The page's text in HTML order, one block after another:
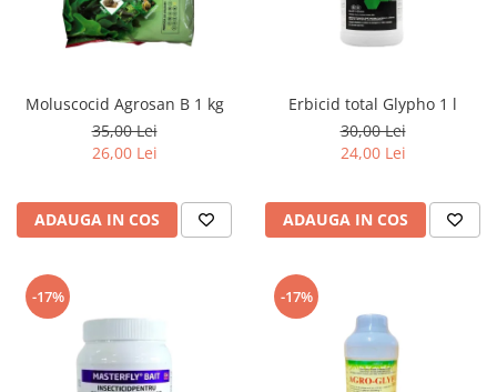
Moluscocid Agrosan B 1 kg
35,00 Lei
26,00 Lei
ADAUGA IN COS
Erbicid total Glypho 1 l
30,00 Lei
24,00 Lei
ADAUGA IN COS
-17% -17%